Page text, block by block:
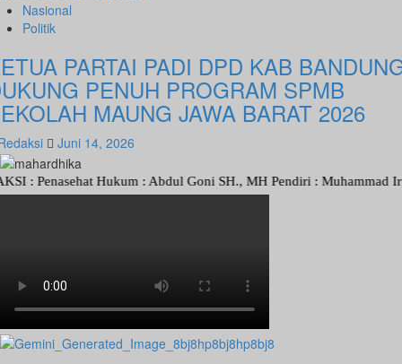
Nasional
Politik
PARTAI PADI DPD KAB
PENUH PROGRAM SPMB
MAUNG JAWA BARAT 2026
Juni 14, 2026
Penasehat Hukum : Abdul Goni SH., MH Pendiri : Muhammad